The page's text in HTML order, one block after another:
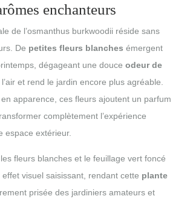
enchanteurs
de l’osmanthus burkwoodii réside sans
De petites fleurs blanches émergent
dégageant une douce odeur de
et rend le jardin encore plus agréable.
apparence, ces fleurs ajoutent un parfum
complètement l’expérience
espace extérieur.
fleurs blanches et le feuillage vert foncé
visuel saisissant, rendant cette plante
prisée des jardiniers amateurs et